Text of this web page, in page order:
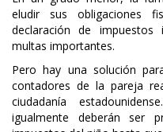
eludir sus obligaciones
declaración de
multas importantes.
Pero hay una solución
contadores de la pareja
ciudadanía
igualmente deberán ser